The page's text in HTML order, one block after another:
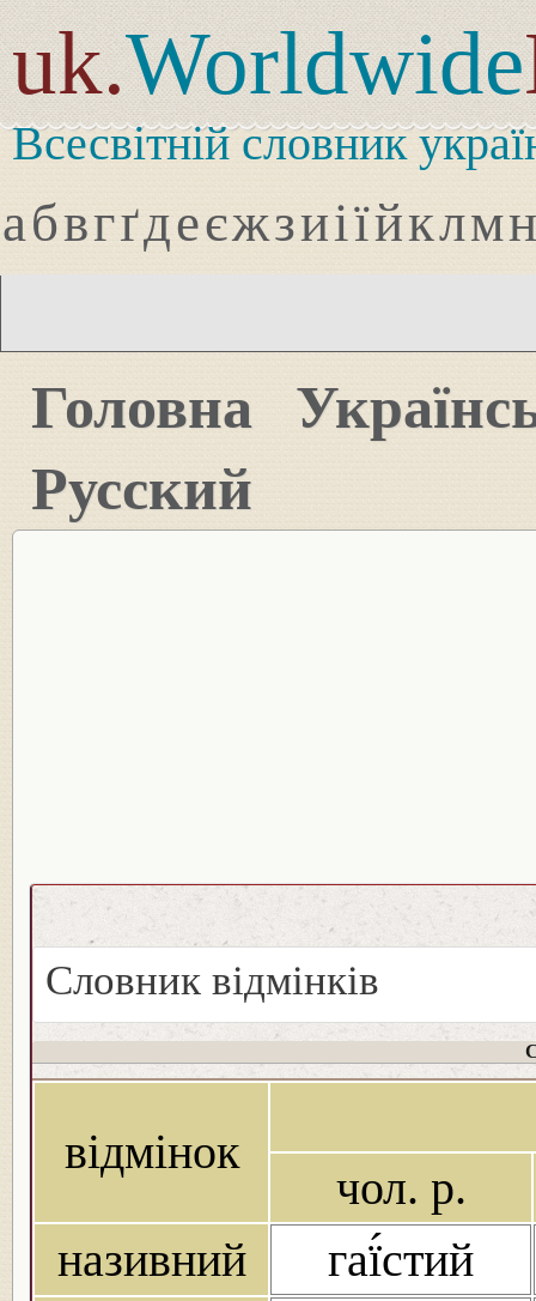
uk.Worldwide
Всесвітній словник
абвгґдеєжзиіїйклмн
Головна
Русский
Словник відмінків
відмінок
чол. р.
називний
гаї́стий